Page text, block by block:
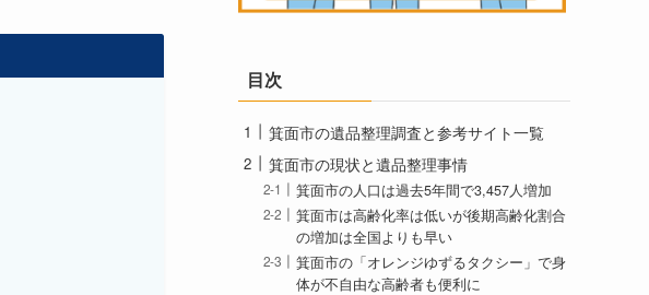
目次
箕面市の遺品整理調査と参考サイト一覧
箕面市の現状と遺品整理事情
箕面市の人口は過去5年間で3,457人増加
箕面市は高齢化率は低いが後期高齢化割合
の増加は全国よりも早い
箕面市の「オレンジゆずるタクシー」で身
体が不自由な高齢者も便利に